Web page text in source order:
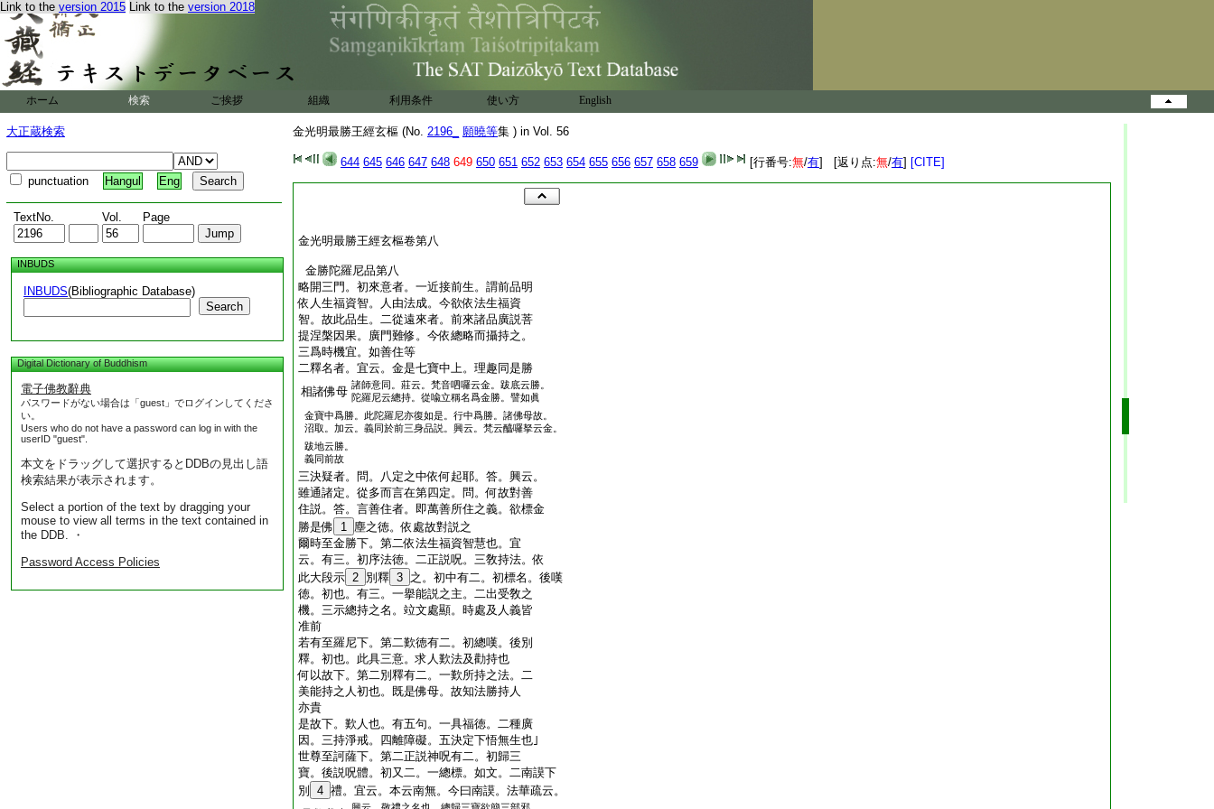
Link to the version 2015 Link to the version 2018
ホーム 検索 ご挨拶 組織 利用条件 使い方 English
大正蔵検索
punctuation Hangul Eng
TextNo. Vol. Page
INBUDS
INBUDS(Bibliographic Database)
Search
Digital Dictionary of Buddhism
電子佛教辭典
パスワードがない場合は「guest」でログインしてくださ
い。
Users who do not have a password can log in with the
userID "guest".
本文をドラッグして選択するとDDBの見出し語
検索結果が表示されます。
Select a portion of the text by dragging your
mouse to view all terms in the text contained in
the DDB. ・
Password Access Policies
金光明最勝王經玄樞 (No. 2196_ 願曉等集 ) in Vol. 56
644 645 646 647 648 649 650 651 652 653 654 655 656 657 658 659 [行番号:無/有] [返り点:無/有] [CITE]
金光明最勝王經玄樞卷第八
金勝陀羅尼品第八
略開三門。初來意者。一近接前生。謂前品明
依人生福資智。人由法成。今欲依法生福資
智。故此品生。二從遠來者。前來諸品廣説菩
提涅槃因果。廣門難修。今依總略而攝持之。
三爲時機宜。如善住等
二釋名者。宜云。金是七寶中上。理趣同是勝
相諸佛母 諸師意同。莊云。梵音呬囉云金。跋底云勝。
陀羅尼云總持。從喩立稱名爲金勝。譬如眞
金寶中爲勝。此陀羅尼亦復如是。行中爲勝。諸佛母故。
沼取。加云。義同於前三身品説。興云。梵云醯囉拏云金。
跋地云勝。
義同前故
三決疑者。問。八定之中依何起耶。答。興云。
雖通諸定。從多而言在第四定。問。何故對善
住説。答。言善住者。即萬善所住之義。欲標金
勝是佛
1 塵之徳。依處故對説之
爾時至金勝下。第二依法生福資智慧也。宜
云。有三。初序法徳。二正説呪。三敎持法。依
此大段示 2 別釋 3 之。初中有二。初標名。後嘆
徳。初也。有三。一擧能説之主。二出受敎之
機。三示總持之名。竝文處顯。時處及人義皆
准前
若有至羅尼下。第二歎徳有二。初總嘆。後別
釋。初也。此具三意。求人歎法及勸持也
何以故下。第二別釋有二。一歎所持之法。二
美能持之人初也。既是佛母。故知法勝持人
亦貴
是故下。歎人也。有五句。一具福徳。二種廣
因。三持淨戒。四離障礙。五決定下悟無生也｣
世尊至訶薩下。第二正説神呪有二。初歸三
寶。後説呪體。初又二。一總標。如文。二南謨下
別
4 禮。宜云。本云南無。今曰南謨。法華疏云。